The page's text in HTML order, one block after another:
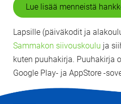
Lue lisää menneistä
Lapsille (päiväkodit ja
Sammakon siivouskoulu ja
kuten puuhakirja. Puuhakirja
Google Play- ja AppStore -